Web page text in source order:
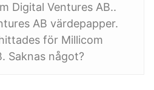
Digital Ventures AB..
AB värdepapper.
för Millicom
Saknas något?